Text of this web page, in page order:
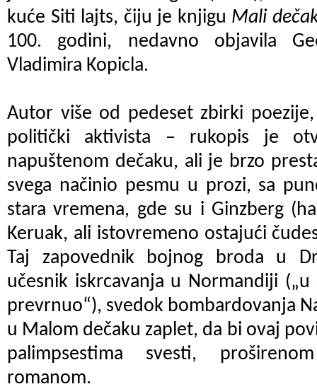
kuće Siti lajts, čiju je knjigu Mali
100. godini, nedavno objavila
Vladimira Kopicla.
Autor više od pedeset zbirki
politički aktivista – rukopis je
napuštenom dečaku, ali je brzo
svega načinio pesmu u prozi, sa
stara vremena, gde su i Ginzberg
Keruak, ali istovremeno ostajući
Taj zapovednik bojnog broda u
učesnik iskrcavanja u Normandiji
prevrnuo“), svedok bombardovanja
u Malom dečaku zaplet, da bi ovaj
palimpsestima svesti,
romanom.